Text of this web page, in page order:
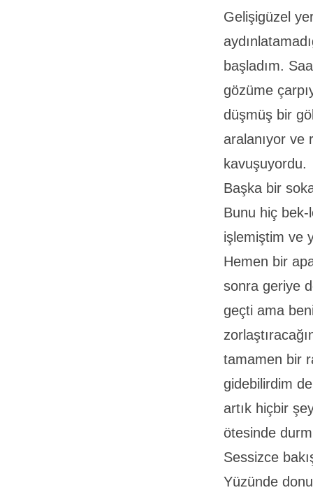
Gelişigüzel
başladım.
gözüme
düşmüş bir
aralanıyor ve
kavuşuyordu.
Başka bir
Bunu hiç
işlemiştim ve
Hemen bir
sonra geriye
geçti ama
tamamen bir
gidebilirdim
artık hiçbir
ötesinde
Sessizce
Yüzünde